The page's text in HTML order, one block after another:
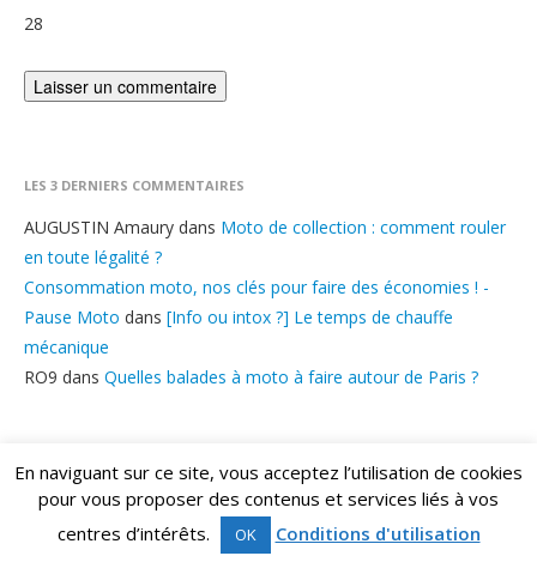
28
LES 3 DERNIERS COMMENTAIRES
AUGUSTIN Amaury dans Moto de collection : comment rouler
en toute légalité ?
Consommation moto, nos clés pour faire des économies ! -
Pause Moto dans [Info ou intox ?] Le temps de chauffe
mécanique
RO9 dans Quelles balades à moto à faire autour de Paris ?
En naviguant sur ce site, vous acceptez l’utilisation de cookies
pour vous proposer des contenus et services liés à vos
centres d’intérêts.
OK Conditions d'utilisation